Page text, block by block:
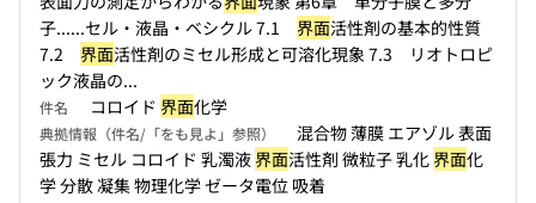
子......セル・液晶・ベシクル 7.1 界面活性剤の基本的性質
7.2 界面活性剤のミセル形成と可溶化現象 7.3 リオトロピ
ック液晶の...
件名 コロイド 界面化学
典拠情報（件名/「をも見よ」参照）
混合物 薄膜 エアゾル 表面
張力 ミセル コロイド 乳濁液 界面活性剤 微粒子 乳化 界面化
学 分散 凝集 物理化学 ゼータ電位 吸着